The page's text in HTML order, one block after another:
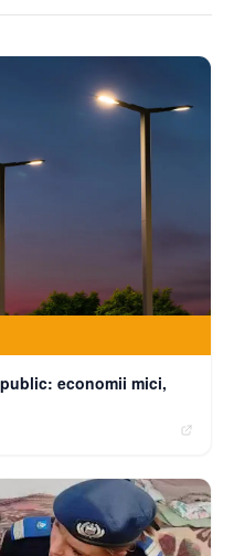
economii mici,